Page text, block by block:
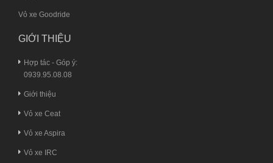
Vỏ xe Goodride
GIỚI THIỆU
Hợp tác - Góp ý:
0939.95.08.08
Giới thiệu
Vỏ xe Ceat
Vỏ xe Aspira
Vỏ xe IRC